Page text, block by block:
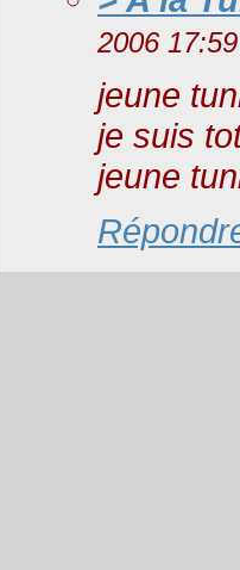
2006 17:59
jeune
je suis
jeune